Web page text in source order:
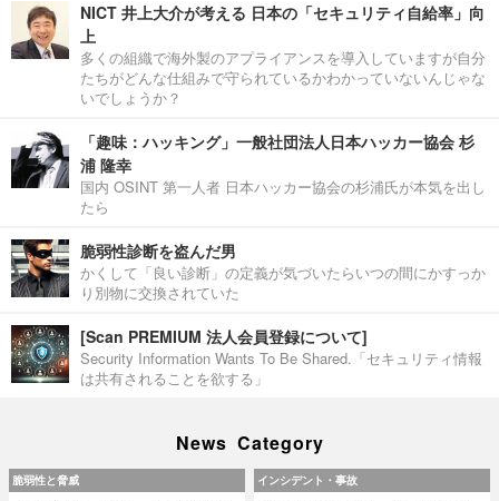
NICT 井上大介が考える 日本の「セキュリティ自給率」向
上
多くの組織で海外製のアプライアンスを導入していますが自分
たちがどんな仕組みで守られているかわかっていないんじゃな
いでしょうか？
「趣味：ハッキング」一般社団法人日本ハッカー協会 杉
浦 隆幸
国内 OSINT 第一人者 日本ハッカー協会の杉浦氏が本気を出し
たら
脆弱性診断を盗んだ男
かくして「良い診断」の定義が気づいたらいつの間にかすっか
り別物に交換されていた
[Scan PREMIUM 法人会員登録について]
Security Information Wants To Be Shared.「セキュリティ情報
は共有されることを欲する」
News Category
脆弱性と脅威 インシデント・事故